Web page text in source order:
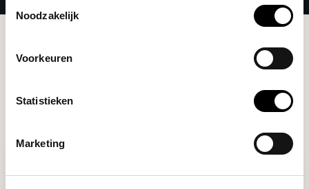
Noodzakelijk
Voorkeuren
Statistieken
Marketing